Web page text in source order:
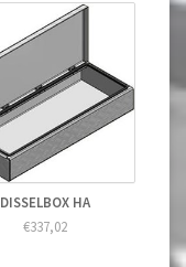
DISSELBOX HA
€337,02